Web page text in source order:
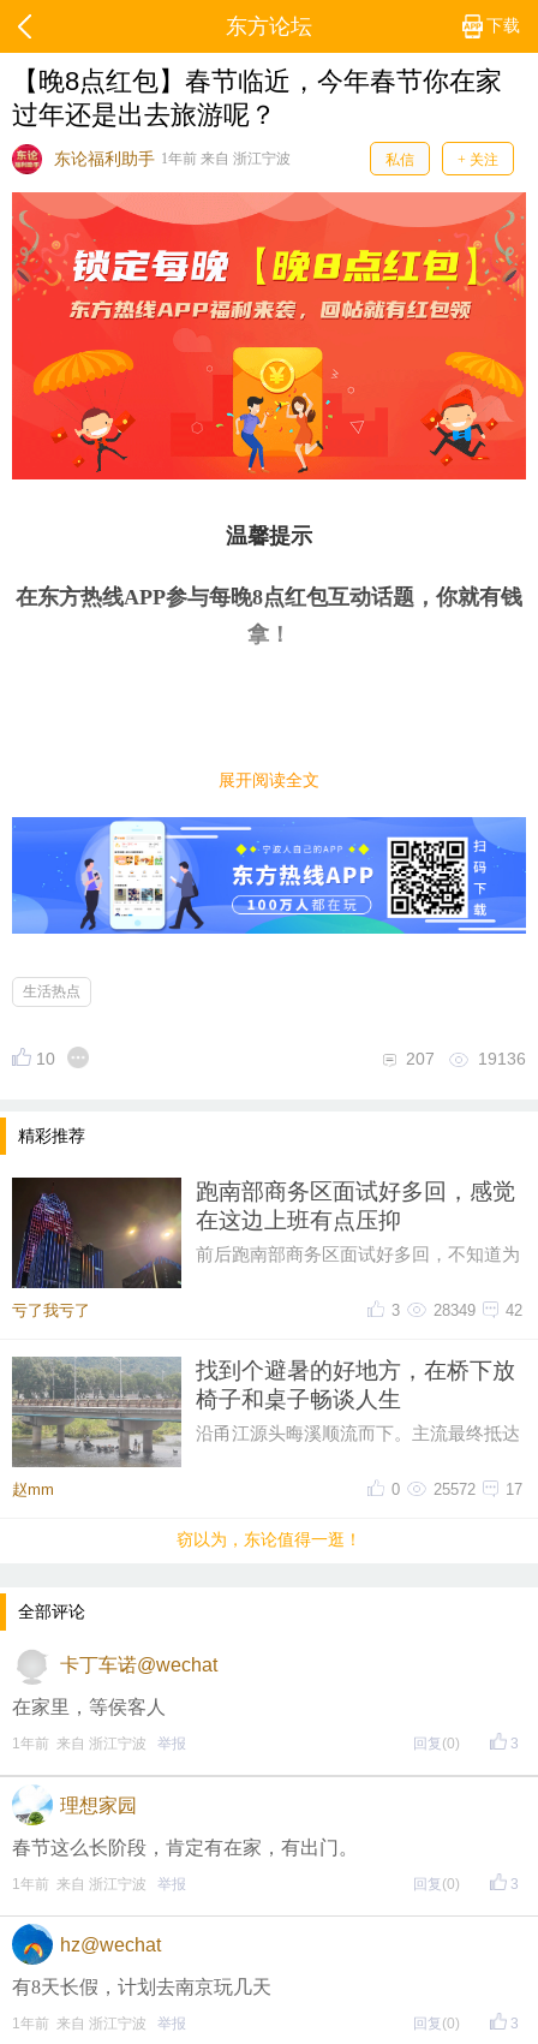
下载
东方论坛
【晚8点红包】春节临近，今年春节你在家
过年还是出去旅游呢？
东论福利助手 1年前 来自 浙江宁波 私信 + 关注
温馨提示
在东方热线APP参与每晚8点红包互动话题，你就有钱
拿 ！
小编先来：
春节临近，很多人已经在计划春节的行程了。有的人
选择过年陪伴家人，也有的人选择出去旅游，感受外
提示：回复之后就能看到红包，点击下方“开”即可领
晚8点红包规则看这里
每晚20:00准时开始！（ 红包领完截止
• 参与方式
二、分享主题帖，阅读数达到5个即可领取红包！
（必须在手机客户端参与哦！请注意下方参与方式
↓）
方式一：iOS已经上线，请大家在苹果手机APP Store页
面搜索下载
方式二 ：安卓系统已经上线，请大家在安卓应用市场
展开阅读全文
生活热点
10 19136
207
精彩推荐
跑南部商务区面试好多回，感觉
在这边上班有点压抑
前后跑南部商务区面试好多回，不知道为
片密集写字楼自带压抑感，上下
亏了我亏了 42
28349
3
找到个避暑的好地方，在桥下放
椅子和桌子畅谈人生
沿甬江源头晦溪顺流而下。主流最终抵达
家水利风景区。由于“晦溪
赵mm 17
25572
0
窃以为，东论值得一逛！
全部评论
卡丁车诺@wechat
在家里，等侯客人
3
1年前 来自 浙江宁波 举报 回复 (0)
理想家园
春节这么长阶段，肯定有在家，有出门。
3
1年前 来自 浙江宁波 举报 回复 (0)
hz@wechat
有8天长假，计划去南京玩几天
3
1年前 来自 浙江宁波 举报 回复 (0)